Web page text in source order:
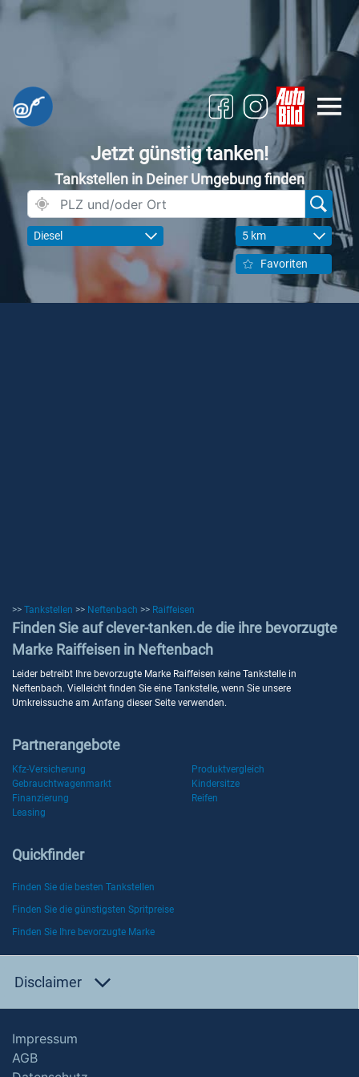
Jetzt günstig tanken!
Tankstellen in Deiner Umgebung finden
Diesel 5 km
Favoriten
>> Tankstellen >> Neftenbach >> Raiffeisen
Finden Sie auf clever-tanken.de die ihre bevorzugte
Marke Raiffeisen in Neftenbach
Leider betreibt Ihre bevorzugte Marke Raiffeisen keine Tankstelle in
Neftenbach. Vielleicht finden Sie eine Tankstelle, wenn Sie unsere
Umkreissuche am Anfang dieser Seite verwenden.
Partnerangebote
Kfz-Versicherung
Produktvergleich
Gebrauchtwagenmarkt
Kindersitze
Finanzierung
Reifen
Leasing
Quickfinder
Finden Sie die besten Tankstellen
Finden Sie die günstigsten Spritpreise
Finden Sie Ihre bevorzugte Marke
Disclaimer
Impressum
AGB